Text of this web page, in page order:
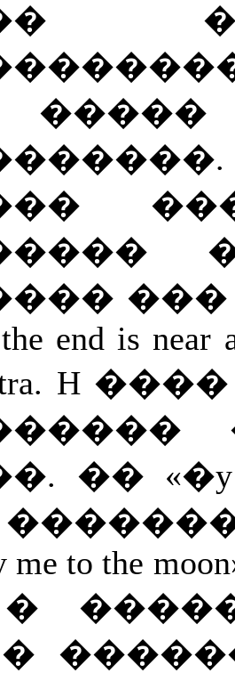
���
end is near
H
��
me to the
�